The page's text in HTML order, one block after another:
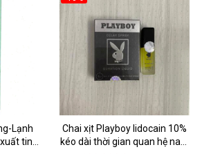
Lạnh
tinh
Chai xịt Playboy lidocain 10%
kéo dài thời gian quan hệ nam